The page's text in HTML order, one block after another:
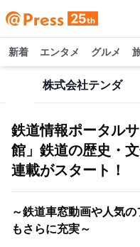
新着 エンタメ グルメ
株式会社テンダ
鉄道情報ポータル
館」鉄道の歴史・
連載がスタート！
～鉄道車窓動画や人気
もさらに充実～